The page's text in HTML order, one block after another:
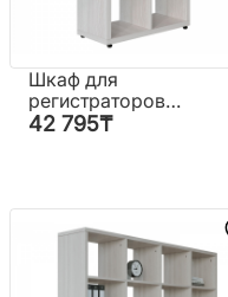
Шкаф для
регистраторов
"КУЛ-136/3"
42 795₸